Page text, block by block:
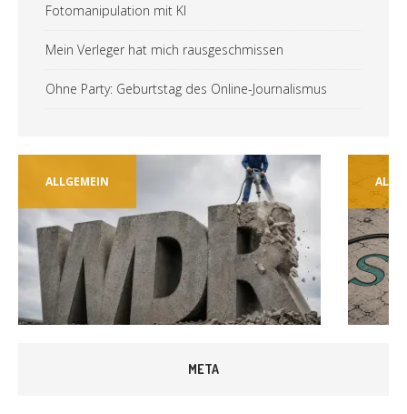
Fotomanipulation mit KI
Mein Verleger hat mich rausgeschmissen
Ohne Party: Geburtstag des Online-Journalismus
ALLGEMEIN
META